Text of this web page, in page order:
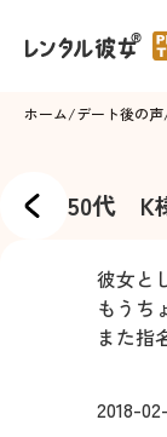
ホーム/デート後の声
50代 K
彼女と
もうち
また指
2018-